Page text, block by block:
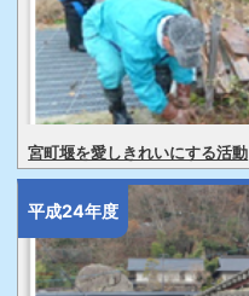
宮町堰を愛しきれいにする活動
平成24年度